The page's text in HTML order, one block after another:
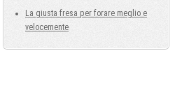
La giusta fresa per forare meglio e
velocemente